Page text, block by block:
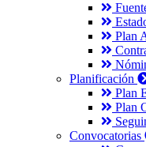
Plan
Planificación
Plan
Plan
Convocatorias